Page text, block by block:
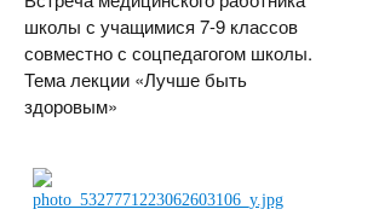
школы с учащимися 7-9 классов
совместно с соцпедагогом школы.
Тема лекции «Лучше быть
здоровым»